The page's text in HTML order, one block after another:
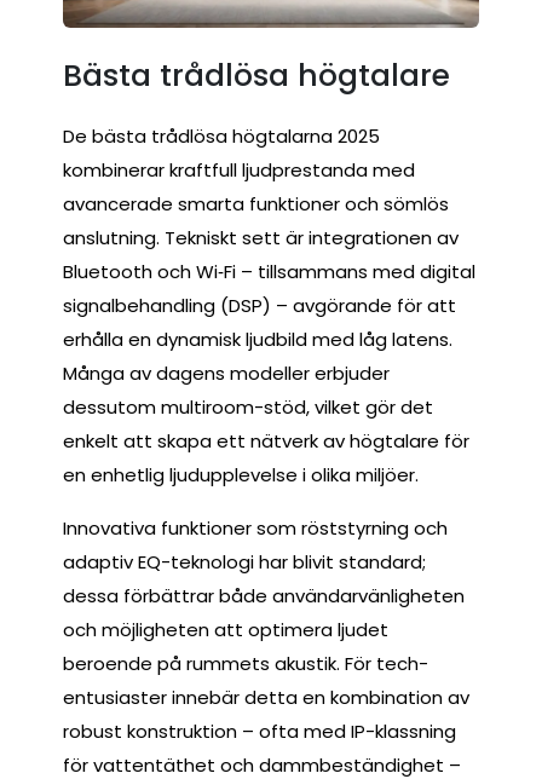
Bästa trådlösa högtalare
De bästa trådlösa högtalarna 2025
kombinerar kraftfull ljudprestanda med
avancerade smarta funktioner och sömlös
anslutning. Tekniskt sett är integrationen av
Bluetooth och Wi‑Fi – tillsammans med digital
signalbehandling (DSP) – avgörande för att
erhålla en dynamisk ljudbild med låg latens.
Många av dagens modeller erbjuder
dessutom multiroom-stöd, vilket gör det
enkelt att skapa ett nätverk av högtalare för
en enhetlig ljudupplevelse i olika miljöer.
Innovativa funktioner som röststyrning och
adaptiv EQ-teknologi har blivit standard;
dessa förbättrar både användarvänligheten
och möjligheten att optimera ljudet
beroende på rummets akustik. För tech-
entusiaster innebär detta en kombination av
robust konstruktion – ofta med IP-klassning
för vattentäthet och dammbeständighet –